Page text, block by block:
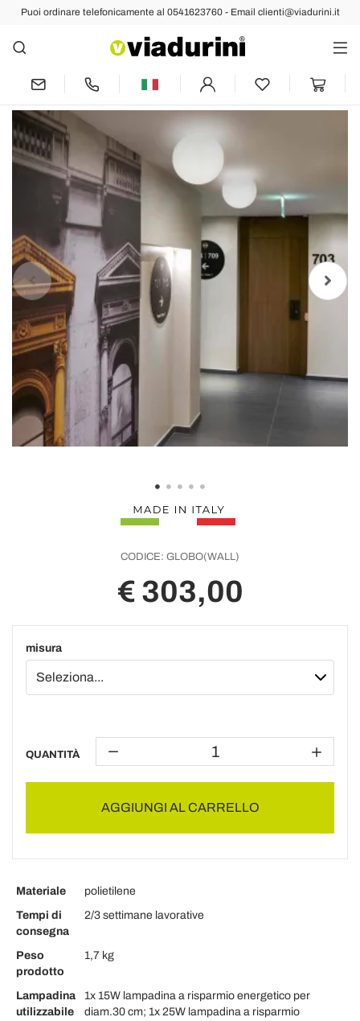
Puoi ordinare telefonicamente al 0541623760 - Email clienti@viadurini.it
Indietro Succ
Plafoniera a sfera moderna Slide Globo
in polietilene, fatta Italia
CODICE: GLOBO(WALL)
€ 303,00
misura
QUANTITÀ
AGGIUNGI AL CARRELLO
Materiale
polietilene
Tempi di
consegna
2/3 settimane lavorative
Peso
prodotto
1,7 kg
Lampadina
utilizzabile
1x 15W lampadina a risparmio energetico per
diam.30 cm; 1x 25W lampadina a risparmio